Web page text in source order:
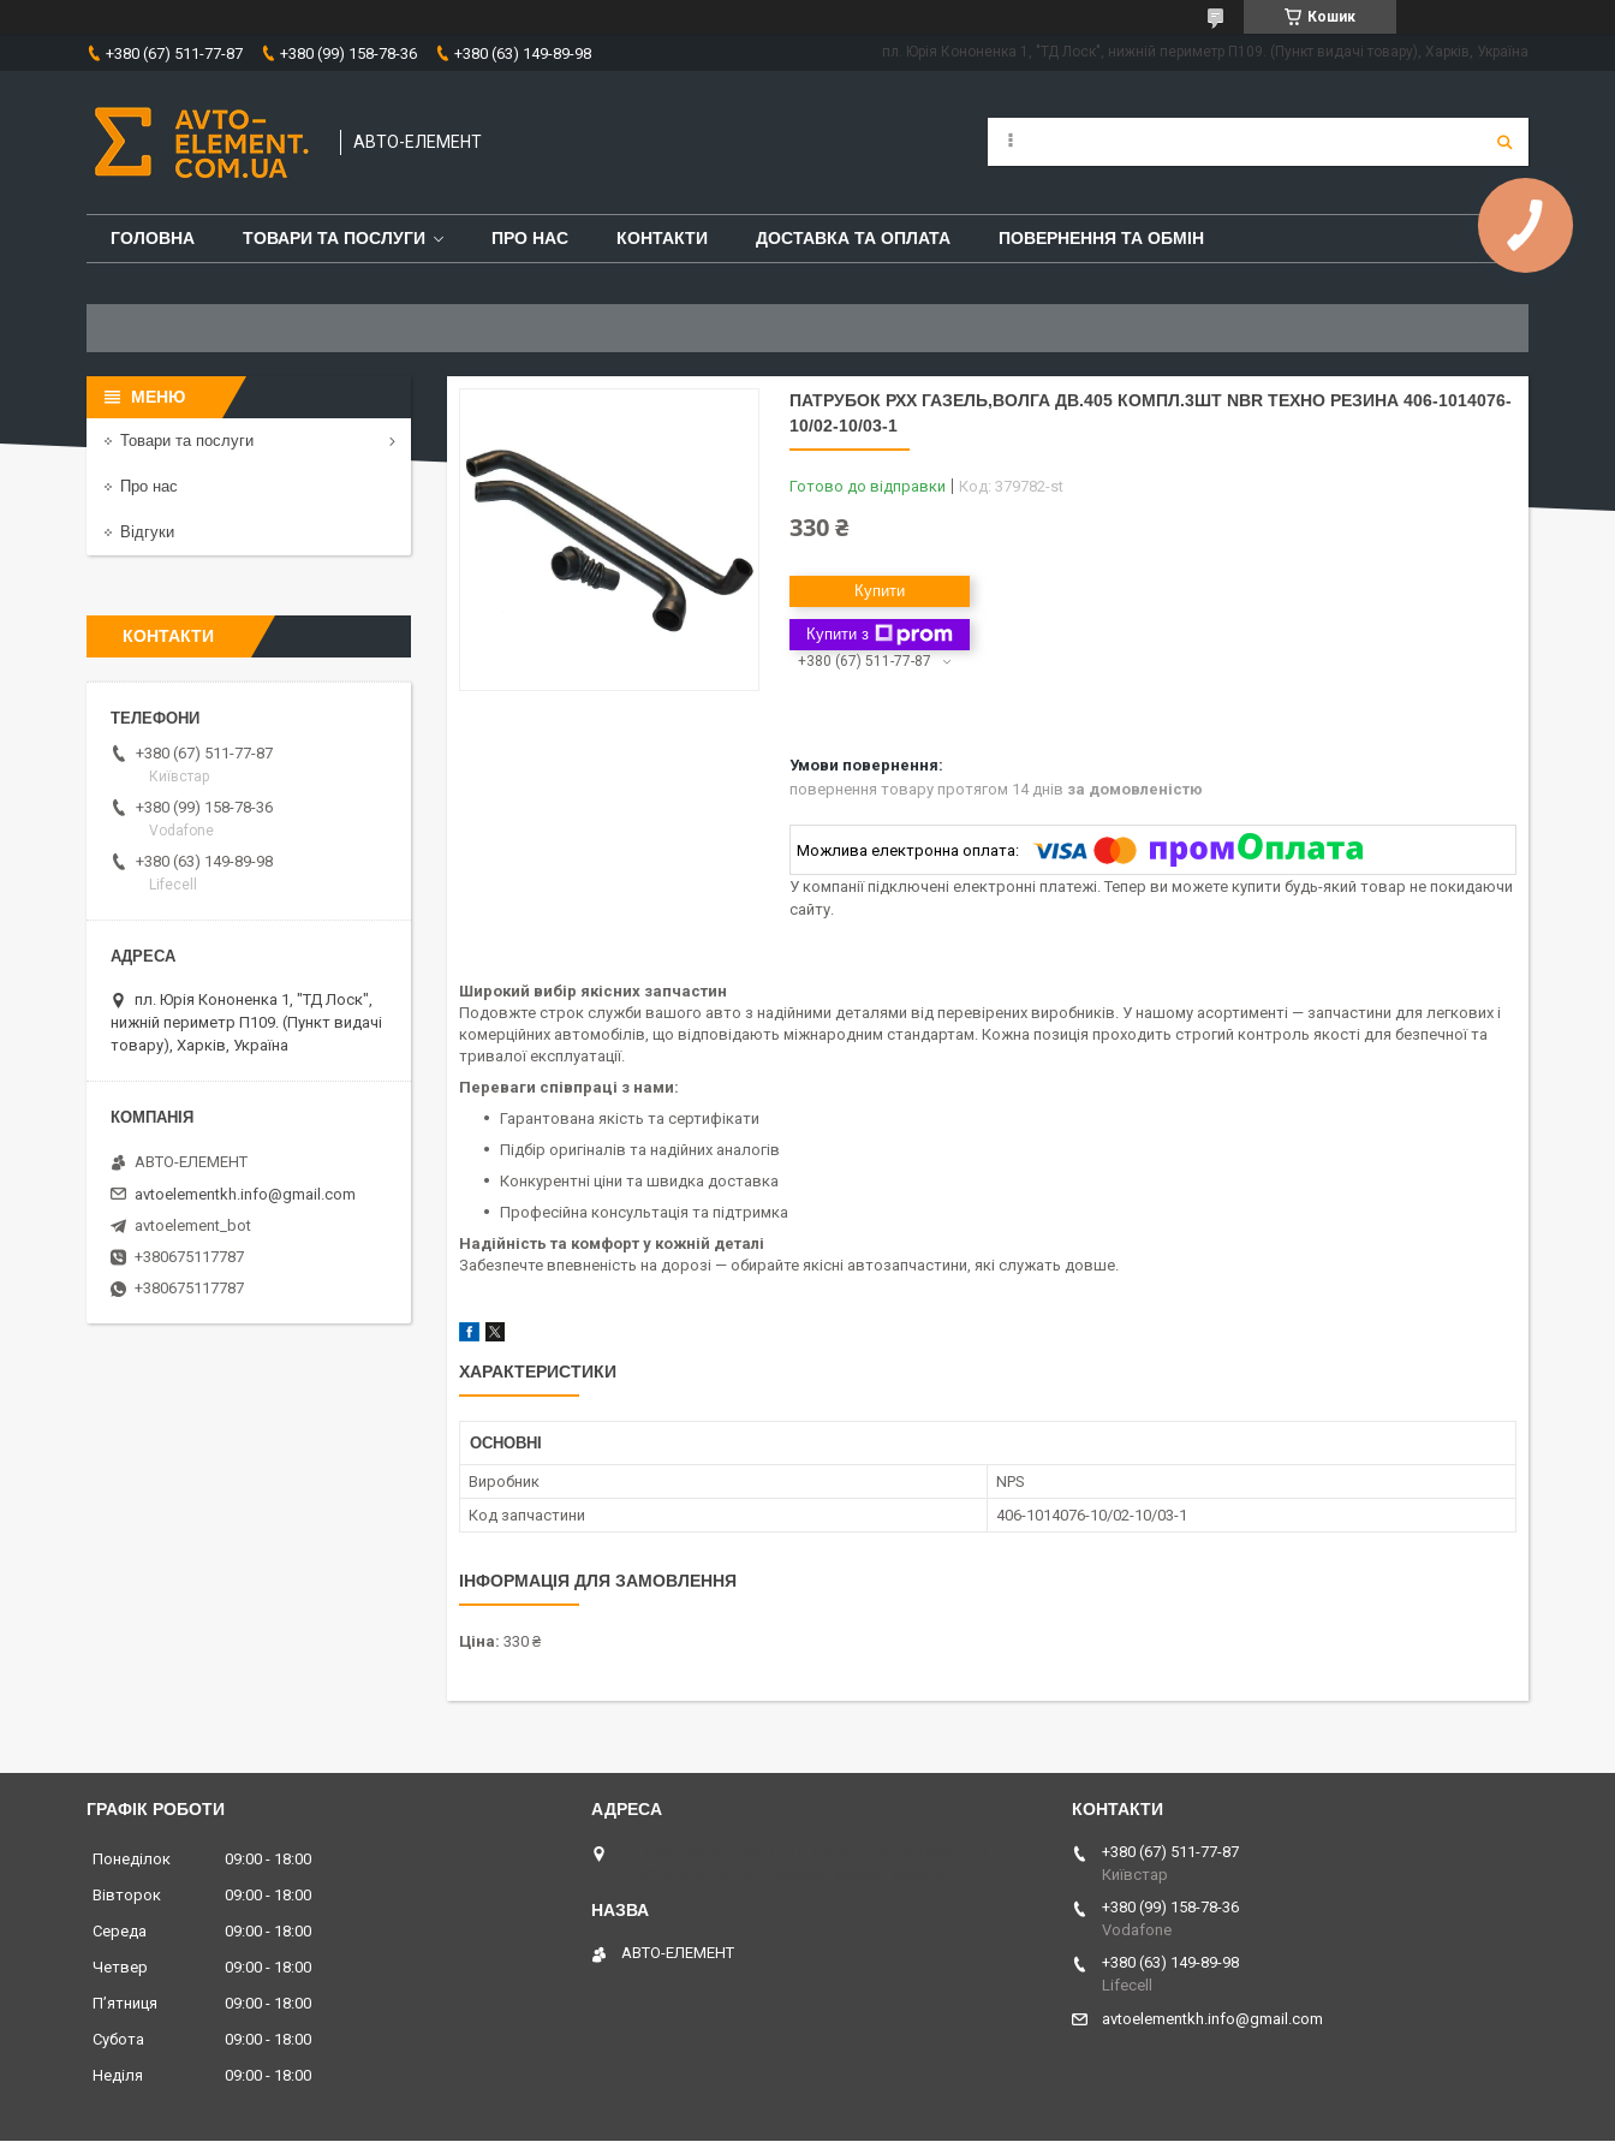
Кошик
+380 (67) 511-77-87 +380 (99) 158-78-36 +380 (63) 149-89-98 пл. Юрія Кононенка 1, "ТД Лоск", нижній периметр П109. (Пункт видачі товару), Харків, Україна
АВТО-ЕЛЕМЕНТ
ГОЛОВНА ТОВАРИ ТА ПОСЛУГИ ПРО НАС КОНТАКТИ ДОСТАВКА ТА ОПЛАТА ПОВЕРНЕННЯ ТА ОБМІН
ПАТРУБОК РХХ ГАЗЕЛЬ,ВОЛГА ДВ.405 КОМПЛ.3ШТ NBR ТЕХНО РЕЗИНА 406-1014076-
10/02-10/03-1
Готово до відправки Код: 379782-st
330 ₴
Купити
Купити з
+380 (67) 511-77-87
повернення товару протягом 14 днів за домовленістю
У компанії підключені електронні платежі. Тепер ви можете купити будь-який товар не покидаючи
сайту.
Широкий вибір якісних запчастин
Подовжте строк служби вашого авто з надійними деталями від перевірених виробників. У нашому асортименті — запчастини для легкових і
комерційних автомобілів, що відповідають міжнародним стандартам. Кожна позиція проходить строгий контроль якості для безпечної та
тривалої експлуатації.
Переваги співпраці з нами:
Гарантована якість та сертифікати
Підбір оригіналів та надійних аналогів
Конкурентні ціни та швидка доставка
Професійна консультація та підтримка
Надійність та комфорт у кожній деталі
Забезпечте впевненість на дорозі — обирайте якісні автозапчастини, які служать довше.
ХАРАКТЕРИСТИКИ
ОСНОВНІ
Виробник
NPS
Код запчастини
406-1014076-10/02-10/03-1
ІНФОРМАЦІЯ ДЛЯ ЗАМОВЛЕННЯ
Ціна: 330 ₴
Товари та послуги
Про нас
Відгуки
КОНТАКТИ
+380 (67) 511-77-87
Київстар
+380 (99) 158-78-36
Vodafone
+380 (63) 149-89-98
Lifecell
пл. Юрія Кононенка 1, "ТД Лоск",
нижній периметр П109. (Пункт видачі
товару), Харків, Україна
АВТО-ЕЛЕМЕНТ
avtoelementkh.info@gmail.com
avtoelement_bot
+380675117787
+380675117787
ГРАФІК РОБОТИ
Понеділок 09:00
18:00
Вівторок
09:00
18:00
Середа
09:00
18:00
Четвер
09:00
18:00
Пʼятниця
09:00
18:00
Субота
09:00
18:00
Неділя
09:00 18:00
АВТО-ЕЛЕМЕНТ
+380 (67) 511-77-87
Київстар
+380 (99) 158-78-36
Vodafone
+380 (63) 149-89-98
Lifecell
avtoelementkh.info@gmail.com